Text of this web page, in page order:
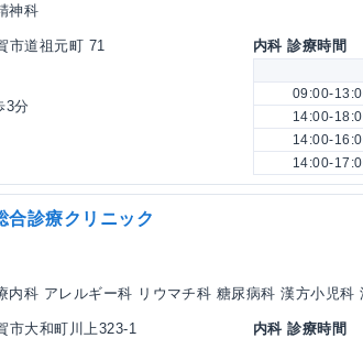
神科
市道祖元町 71
3分
内科 診療時間
09:00-
14:00-
14:00-
14:00-
合診療クリニック
内科 アレルギー科 リウマチ科 糖尿病科 漢方小児科
市大和町川上323-1
内科 診療時間